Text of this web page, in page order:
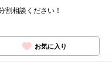
割相談ください！
お気に入り